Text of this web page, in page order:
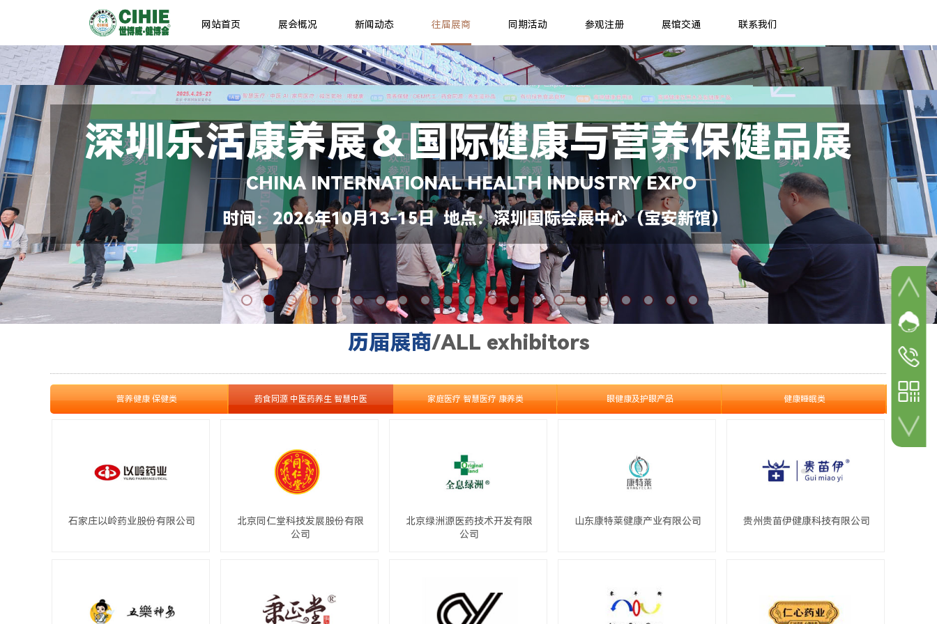
网站首页 展会概况 新闻动态 往届展商 同期活动 参观注册 展馆交通 联系我们
深圳乐活康养展＆国际健康与营养保健品展
CHINA INTERNATIONAL HEALTH INDUSTRY EXPO
时间：2026年10月13-15日 地点：深圳国际会展中心（宝安新馆）
历届展商/ALL exhibitors
营养健康 保健类 药食同源 中医药养生 智慧中医 家庭医疗 智慧医疗 康养类 眼健康及护眼产品 健康睡眠类
石家庄以岭药业股份有限公司
北京同仁堂科技发展股份有限
公司
北京绿洲源医药技术开发有限
公司
山东康特莱健康产业有限公司 贵州贵苗伊健康科技有限公司
了解更多产品 >
网站客
参观咨询
参展咨询